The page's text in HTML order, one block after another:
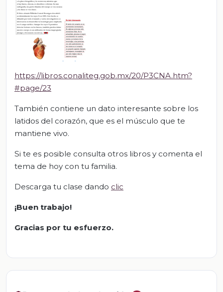
https://libros.conaliteg.gob.mx/20/P3CNA.htm?
#page/23
También contiene un dato interesante sobre los
latidos del corazón, que es el músculo que te
mantiene vivo.
Si te es posible consulta otros libros y comenta el
tema de hoy con tu familia.
Descarga tu clase dando clic
¡Buen trabajo!
Gracias por tu esfuerzo.